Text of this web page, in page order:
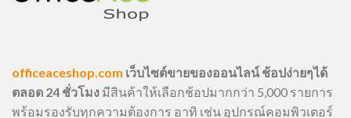
officeaceshop.com เว็บไซต์ขายของออนไลน์ ช้อปง่ายๆได้
ตลอด 24 ชั่วโมง มีสินค้าให้เลือกช้อปมากกว่า 5,000 รายการ
พร้อมรองรับทุกความต้องการ อาทิ เช่น อุปกรณ์คอมพิวเตอร์